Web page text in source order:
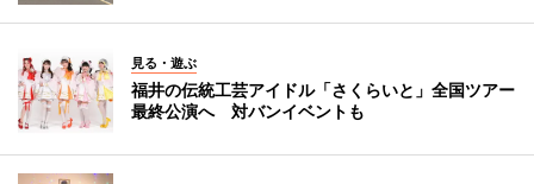
見る・遊ぶ
福井の伝統工芸アイドル「さくらいと」全国ツアー
最終公演へ 対バンイベントも